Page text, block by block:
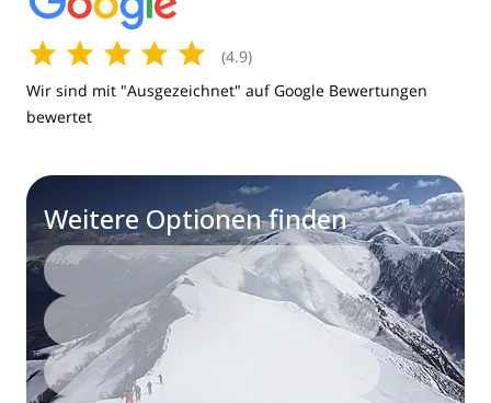
(4.9)
Wir sind mit "Ausgezeichnet" auf Google Bewertungen
bewertet
Weitere Optionen finden